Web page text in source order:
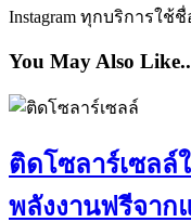
Instagram ทุกบริการใช้ชื่
You May Also Like..
ติดโซลาร์เซลล์
พลังงานฟรีจาก